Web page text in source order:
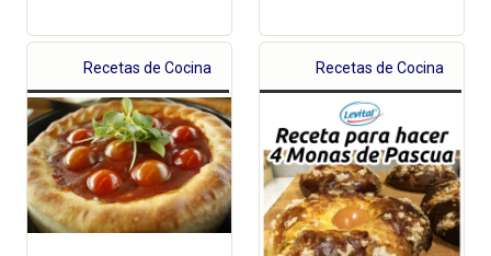
Recetas de Cocina Recetas de Cocina